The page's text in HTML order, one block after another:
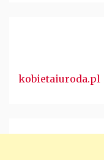
kobietaiuroda.pl